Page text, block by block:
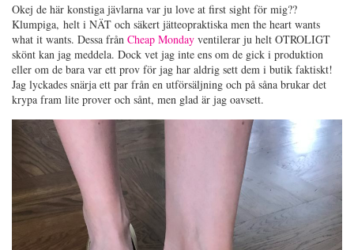
Okej de här konstiga jävlarna var ju love at first sight för mig??
Klumpiga, helt i NÄT och säkert jätteopraktiska men the heart wants
what it wants. Dessa från Cheap Monday ventilerar ju helt OTROLIGT
skönt kan jag meddela. Dock vet jag inte ens om de gick i produktion
eller om de bara var ett prov för jag har aldrig sett dem i butik faktiskt!
Jag lyckades snärja ett par från en utförsäljning och på såna brukar det
krypa fram lite prover och sånt, men glad är jag oavsett.